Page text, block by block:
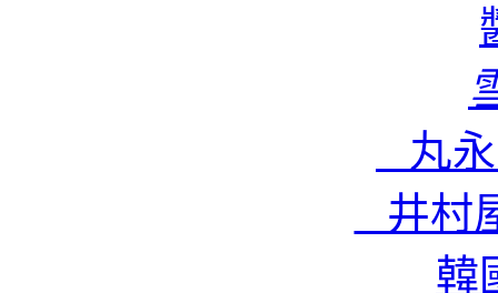
丸
井村
韓